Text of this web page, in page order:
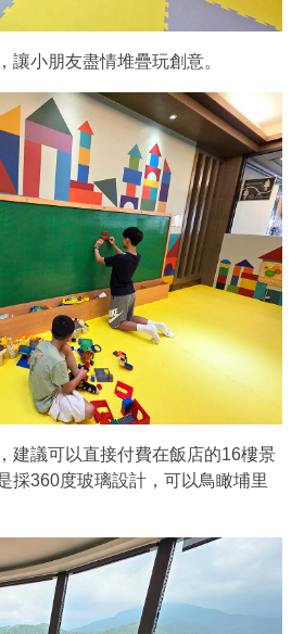
讓小朋友盡情堆疊玩創意。
建議可以直接付費在飯店的16樓景
採360度玻璃設計，可以鳥瞰埔里